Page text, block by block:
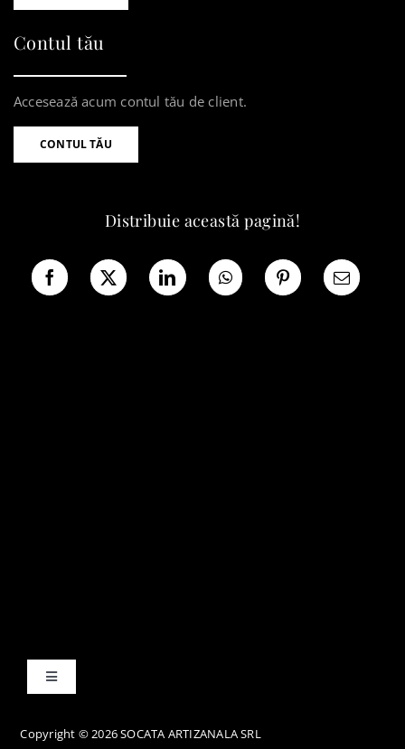
Contul tău
Accesează acum contul tău de client.
CONTUL TĂU
Distribuie această pagină!
Toggle
Copyright © 2026 SOCATA ARTIZANALA SRL